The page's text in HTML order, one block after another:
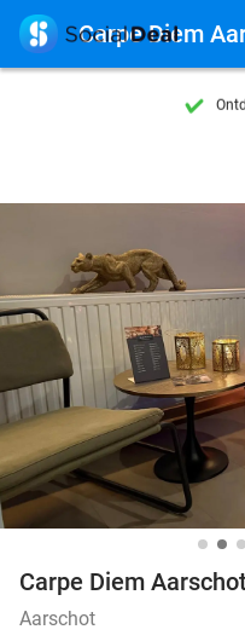
7 dagen
 Carpe Diem
Carpe Diem
Aarschot